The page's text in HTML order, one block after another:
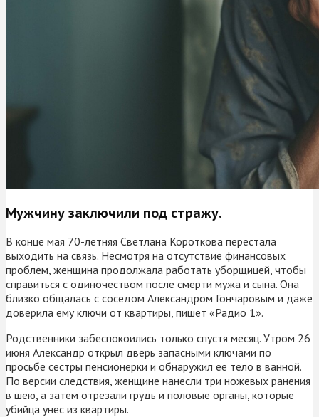
Мужчину заключили под стражу.
В конце мая 70-летняя Светлана Короткова перестала
выходить на связь. Несмотря на отсутствие финансовых
проблем, женщина продолжала работать уборщицей, чтобы
справиться с одиночеством после смерти мужа и сына. Она
близко общалась с соседом Александром Гончаровым и даже
доверила ему ключи от квартиры, пишет «Радио 1».
Родственники забеспокоились только спустя месяц. Утром 26
июня Александр открыл дверь запасными ключами по
просьбе сестры пенсионерки и обнаружил ее тело в ванной.
По версии следствия, женщине нанесли три ножевых ранения
в шею, а затем отрезали грудь и половые органы, которые
убийца унес из квартиры.